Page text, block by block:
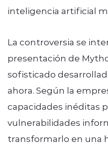
inteligencia artificial
La controversia se
presentación de
sofisticado
ahora. Según la
capacidades inéditas
vulnerabilidades
transformarlo en una